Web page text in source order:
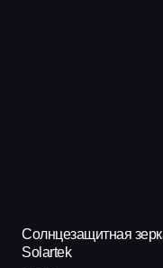
Солнцезащитная
Solartek